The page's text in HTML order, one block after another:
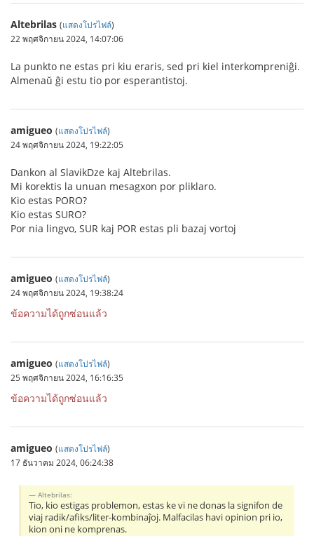
Altebrilas (แสดงโปรไฟล์)
22 พฤศจิกายน 2024, 14:07:06
La punkto ne estas pri kiu eraris, sed pri kiel interkompreniĝi.
Almenaŭ ĝi estu tio por esperantistoj.
amigueo (แสดงโปรไฟล์)
24 พฤศจิกายน 2024, 19:22:05
Dankon al SlavikDze kaj Altebrilas.
Mi korektis la unuan mesagxon por pliklaro.
Kio estas PORO?
Kio estas SURO?
Por nia lingvo, SUR kaj POR estas pli bazaj vortoj
amigueo (แสดงโปรไฟล์)
24 พฤศจิกายน 2024, 19:38:24
ข้อความได้ถูกซ่อนแล้ว
amigueo (แสดงโปรไฟล์)
25 พฤศจิกายน 2024, 16:16:35
ข้อความได้ถูกซ่อนแล้ว
amigueo (แสดงโปรไฟล์)
17 ธันวาคม 2024, 06:24:38
Altebrilas:
Tio, kio estigas problemon, estas ke vi ne donas la signifon de
viaj radik/afiks/liter-kombinaĵoj. Malfacilas havi opinion pri io,
kion oni ne komprenas.